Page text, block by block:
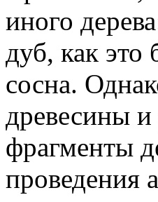
иного
дуб, как
сосна.
древесины
фрагменты
проведения